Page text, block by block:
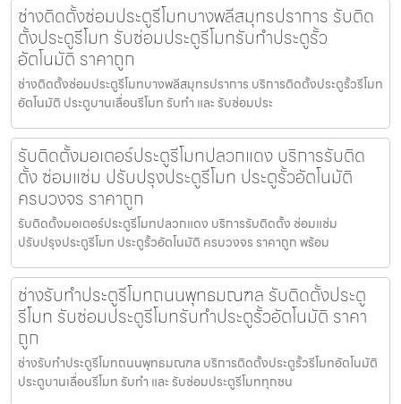
ช่างติดตั้งซ่อมประตูรีโมทบางพลีสมุทรปราการ รับติด
ตั้งประตูรีโมท รับซ่อมประตูรีโมทรับทำประตูรั้ว
อัตโนมัติ ราคาถูก
ช่างติดตั้งซ่อมประตูรีโมทบางพลีสมุทรปราการ บริการติดตั้งประตูรั้วรีโมท
อัตโนมัติ ประตูบานเลื่อนรีโมท รับทำ และ รับซ่อมประ
รับติดตั้งมอเตอร์ประตูรีโมทปลวกแดง บริการรับติด
ตั้ง ซ่อมแซ่ม ปรับปรุงประตูรีโมท ประตูรั้วอัตโนมัติ
ครบวงจร ราคาถูก
รับติดตั้งมอเตอร์ประตูรีโมทปลวกแดง บริการรับติดตั้ง ซ่อมแซ่ม
ปรับปรุงประตูรีโมท ประตูรั้วอัตโนมัติ ครบวงจร ราคาถูก พร้อม
ช่างรับทำประตูรีโมทถนนพุทธมณฑล รับติดตั้งประตู
รีโมท รับซ่อมประตูรีโมทรับทำประตูรั้วอัตโนมัติ ราคา
ถูก
ช่างรับทำประตูรีโมทถนนพุทธมณฑล บริการติดตั้งประตูรั้วรีโมทอัตโนมัติ
ประตูบานเลื่อนรีโมท รับทำ และ รับซ่อมประตูรีโมททุกชน